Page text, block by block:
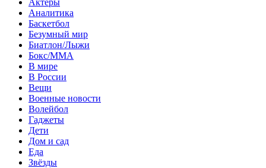
Аналитика
Баскетбол
Безумный мир
Биатлон/Лыжи
Бокс/MMA
В мире
В России
Вещи
Военные новости
Волейбол
Гаджеты
Дети
Дом и сад
Еда
Звёзды